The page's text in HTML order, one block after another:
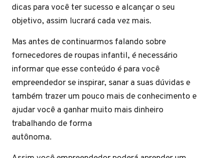
dicas para você ter sucesso e alcançar o seu
objetivo, assim lucrará cada vez mais.
Mas antes de continuarmos falando sobre
fornecedores de roupas infantil, é necessário
informar que esse conteúdo é para você
empreendedor se inspirar, sanar a suas dúvidas e
também trazer um pouco mais de conhecimento e
ajudar você a ganhar muito mais dinheiro
trabalhando de forma
autônoma.